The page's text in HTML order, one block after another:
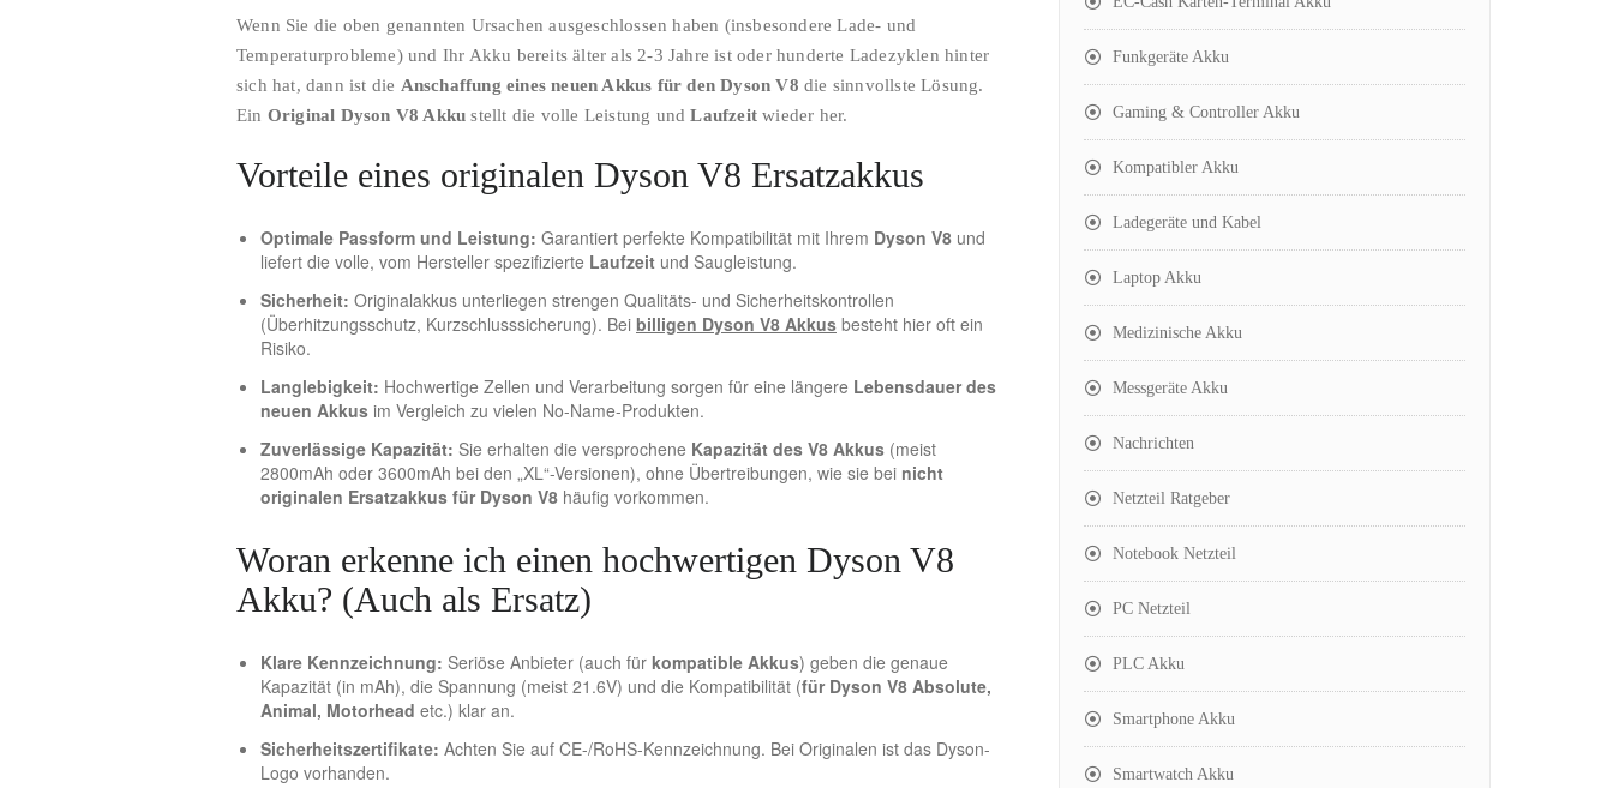
Wenn Sie die oben genannten Ursachen ausgeschlossen haben (insbesondere Lade- und
Temperaturprobleme) und Ihr Akku bereits älter als 2-3 Jahre ist oder hunderte Ladezyklen hinter
sich hat, dann ist die Anschaffung eines neuen Akkus für den Dyson V8 die sinnvollste Lösung.
Ein Original Dyson V8 Akku stellt die volle Leistung undLaufzeit wieder her.
Vorteile eines originalen Dyson V8 Ersatzakkus
Optimale Passform und Leistung: Garantiert perfekte Kompatibilität mit Ihrem Dyson V8 und
liefert die volle, vom Hersteller spezifizierte Laufzeit und Saugleistung.
Sicherheit: Originalakkus unterliegen strengen Qualitäts- und Sicherheitskontrollen
(Überhitzungsschutz, Kurzschlusssicherung). Bei billigen Dyson V8 Akkus besteht hier oft ein
Risiko.
Langlebigkeit: Hochwertige Zellen und Verarbeitung sorgen für eine längere Lebensdauer des
neuen Akkus im Vergleich zu vielen No-Name-Produkten.
Zuverlässige Kapazität: Sie erhalten die versprochene Kapazität des V8 Akkus (meist
2800mAh oder 3600mAh bei den „XL“-Versionen), ohne Übertreibungen, wie sie bei nicht
originalen Ersatzakkus für Dyson V8 häufig vorkommen.
Woran erkenne ich einen hochwertigen Dyson V8
Akku? (Auch als Ersatz)
Klare Kennzeichnung: Seriöse Anbieter (auch für kompatible Akkus) geben die genaue
Kapazität (in mAh), die Spannung (meist 21.6V) und die Kompatibilität (für Dyson V8 Absolute,
Animal, Motorhead etc.) klar an.
Sicherheitszertifikate: Achten Sie auf CE-/RoHS-Kennzeichnung. Bei Originalen ist das Dyson-
Logo vorhanden.
Funkgeräte Akku
Gaming & Controller Akku
Kompatibler Akku
Ladegeräte und Kabel
Laptop Akku
Medizinische Akku
Messgeräte Akku
Nachrichten
Netzteil Ratgeber
Notebook Netzteil
PC Netzteil
PLC Akku
Smartphone Akku
Smartwatch Akku